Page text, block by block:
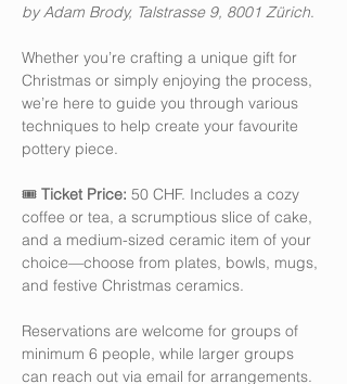
by Adam Brody, Talstrasse 9, 8001 Zürich.
Whether you’re crafting a unique gift for
Christmas or simply enjoying the process,
we’re here to guide you through various
techniques to help create your favourite
pottery piece.
🎟️ Ticket Price: 50 CHF. Includes a cozy
coffee or tea, a scrumptious slice of cake,
and a medium-sized ceramic item of your
choice—choose from plates, bowls, mugs,
and festive Christmas ceramics.
Reservations are welcome for groups of
minimum 6 people, while larger groups
can reach out via email for arrangements.